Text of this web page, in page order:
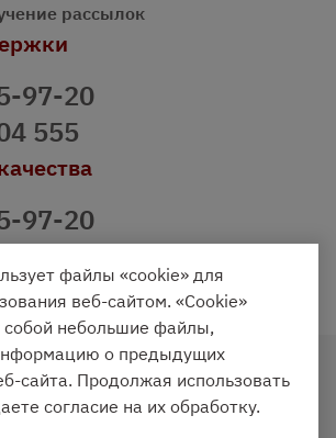
рассылок
97-20
555
97-20
Праздничный Стол.
- Vegas Studio
файлы «cookie» для
веб-сайтом. «Cookie»
небольшие файлы,
о предыдущих
сайта. Продолжая использовать
согласие на их обработку.